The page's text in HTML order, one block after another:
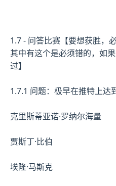
1.7 - 问答比赛【要想获胜，
其中有这个是必须错的，如
过】
1.7.1 问题：极早在推特上达
克里斯蒂亚诺·罗纳尔海量
贾斯丁·比伯
埃隆·马斯克